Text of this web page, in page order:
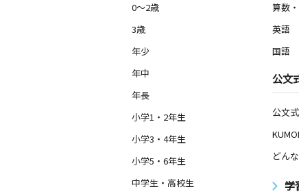
0～2歳
3歳
年少
年中
年長
小学1・2年生
小学3・4年生
小学5・6年生
中学生・高校生
算数
英語
国語
公文
公文
どん
学